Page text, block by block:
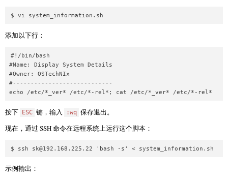
添加以下行：
#!/bin/bash
#Name: Display System Details
#Owner: OSTechNIx
#----------------------------
按下 ESC 键，输入 :wq 保存退出。
现在，通过 SSH 命令在远程系统上运行这个脚本：
$ ssh sk@192.168.225.22
示例输出：